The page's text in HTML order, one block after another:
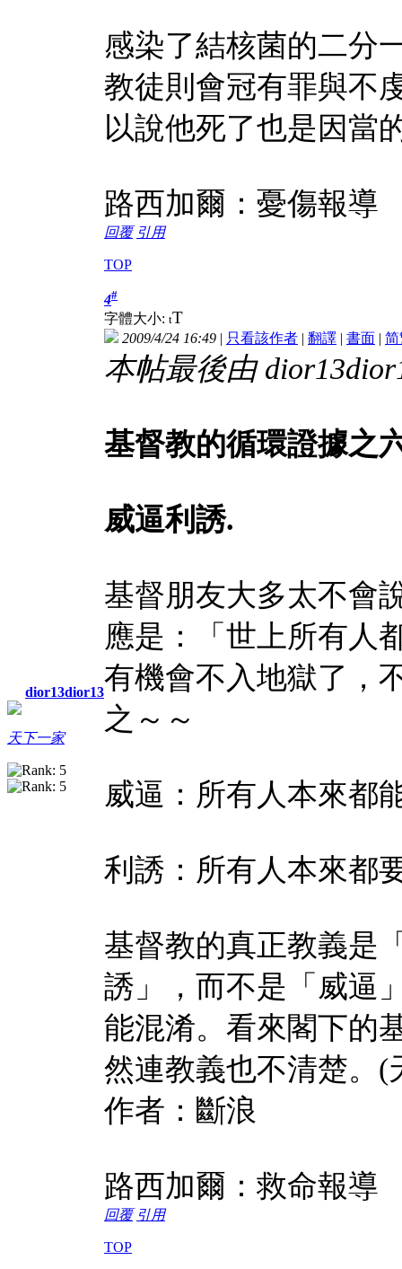
感染了結核菌的二分
教徒則會冠有罪與不
以說他死了也是因當
路西加爾：憂傷報導
回覆 引用
TOP
dior13dior13
天下一家
4#
字體大小: tT
2009/4/24 16:49 | 只看該作者 | 翻譯 | 書面 | 简
本帖最後由
基督教的循環證據之
威逼利誘.
基督朋友大多太不會
應是：「世上所有人
有機會不入地獄了，
之～～
威逼：所有人本來都
利誘：所有人本來都
基督教的真正教義是
誘」，而不是「威逼
能混淆。看來閣下的
然連教義也不清楚。 (
作者：斷浪
路西加爾：救命報導
回覆 引用
TOP